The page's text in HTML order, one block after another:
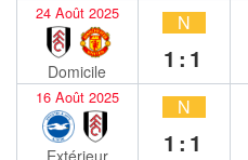
24 Août 2025
Domicile
N
1:1
16 Août 2025
Extérieur
N
1:1